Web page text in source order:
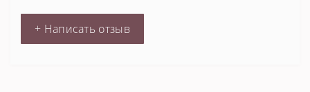
+ Написать отзыв